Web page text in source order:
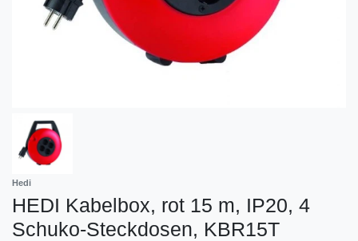
Hedi
HEDI Kabelbox, rot 15 m, IP20, 4
Schuko-Steckdosen, KBR15T